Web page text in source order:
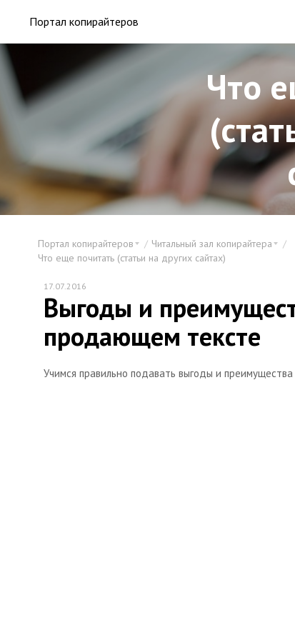
Портал копирайтеров
Что
Портал копирайтеров
Читальный зал копирайтера
Что еще почитать (статьи на других сайтах)
17.07.2016
Выгоды и
продающем тексте
Учимся правильно подавать выгоды и